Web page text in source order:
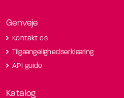
Genveje
Kontakt os
Tilgængelighedserklæring
API guide
Katalog